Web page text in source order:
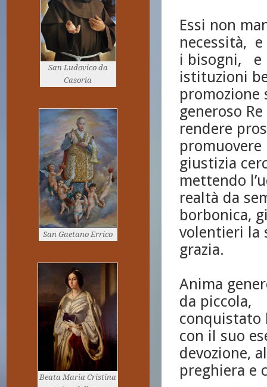
San Ludovico da
Casoria
San Gaetano Errico
Beata Maria Cristina
Essi non
necessità,
i bisogni, e
istituzioni
generoso
rendere
promuovere
giustizia
mettendo
realtà da
borbonica,
volentieri la
grazia.
Anima
da piccola,
conquistato
con il suo
devozione,
preghiera e